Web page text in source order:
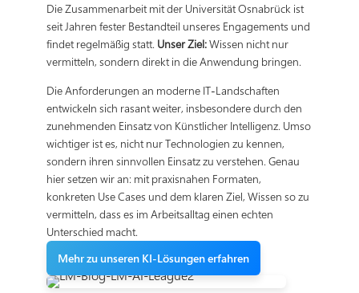
Die Zusammenarbeit mit der Universität Osnabrück ist
seit Jahren fester Bestandteil unseres Engagements und
findet regelmäßig statt. Unser Ziel:Wissen nicht nur
vermitteln, sondern direkt in die Anwendung bringen.
Die Anforderungen an moderne IT-Landschaften
entwickeln sich rasant weiter, insbesondere durch den
zunehmenden Einsatz von Künstlicher Intelligenz. Umso
wichtiger ist es, nicht nur Technologien zu kennen,
sondern ihren sinnvollen Einsatz zu verstehen. Genau
hier setzen wir an: mit praxisnahen Formaten,
konkreten Use Cases und dem klaren Ziel, Wissen so zu
vermitteln, dass es im Arbeitsalltag einen echten
Unterschied macht.
Mehr zu unseren KI-Lösungen erfahren